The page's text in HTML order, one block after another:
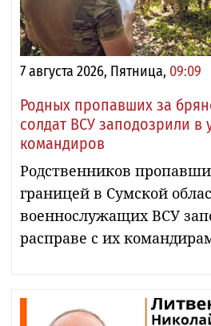
7 августа 2026, Пятница, 09:09
Родных пропавших за
солдат ВСУ заподозрили в
командиров
Родственников
границей в Сумской
военнослужащих ВСУ
расправе с их